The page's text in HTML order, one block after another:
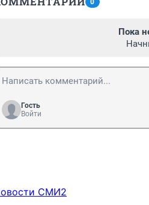
0
Пока
Гость
Войти
СМИ2